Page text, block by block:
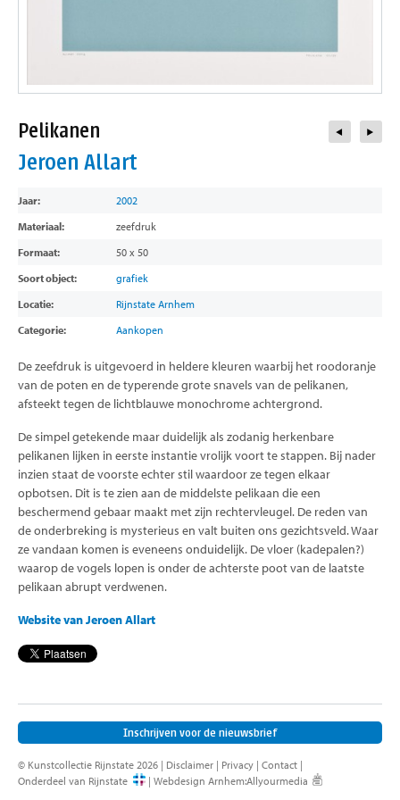
Pelikanen
Jeroen Allart
Jaar:
2002
Materiaal:
zeefdruk
Formaat:
50 x 50
Soort object:
grafiek
Locatie:
Rijnstate Arnhem
Categorie:
Aankopen
De zeefdruk is uitgevoerd in heldere kleuren waarbij het roodoranje
van de poten en de typerende grote snavels van de pelikanen,
afsteekt tegen de lichtblauwe monochrome achtergrond.
De simpel getekende maar duidelijk als zodanig herkenbare
pelikanen lijken in eerste instantie vrolijk voort te stappen. Bij nader
inzien staat de voorste echter stil waardoor ze tegen elkaar
opbotsen. Dit is te zien aan de middelste pelikaan die een
beschermend gebaar maakt met zijn rechtervleugel. De reden van
de onderbreking is mysterieus en valt buiten ons gezichtsveld. Waar
ze vandaan komen is eveneens onduidelijk. De vloer (kadepalen?)
waarop de vogels lopen is onder de achterste poot van de laatste
pelikaan abrupt verdwenen.
Website van Jeroen Allart
Inschrijven voor de nieuwsbrief
© Kunstcollectie Rijnstate 2026 | Disclaimer | Privacy | Contact |
Onderdeel van Rijnstate
| Webdesign Arnhem:Allyourmedia